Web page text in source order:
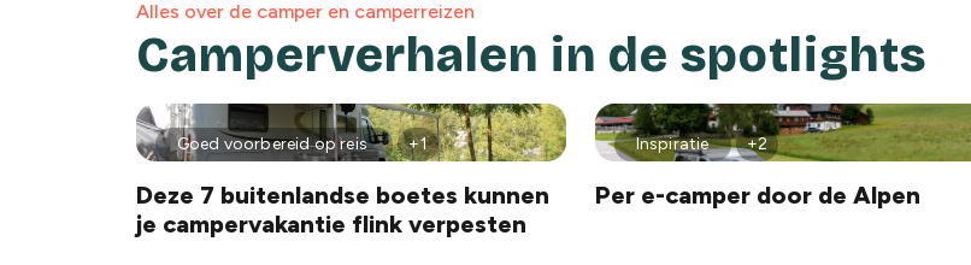
Alles over de camper en camperreizen
Camperverhalen in de spotlights
Goed voorbereid op reis +1
Deze 7 buitenlandse boetes kunnen
je campervakantie flink verpesten
Inspiratie +2
Per e-camper door de Alpen